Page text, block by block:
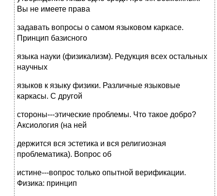
Вы не имеете права
задавать вопросы о самом языковом каркасе.
Принцип базисного
языка науки (физикализм). Редукция всех остальных
научных
языков к языку физики. Различные языковые
каркасы. С другой
стороны---этические проблемы. Что такое добро?
Аксиология (на ней
держится вся эстетика и вся религиозная
проблематика). Вопрос об
истине---вопрос только опытной верификации.
Физика: принцип